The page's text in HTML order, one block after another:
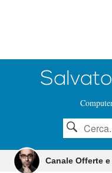
Canale Offerte